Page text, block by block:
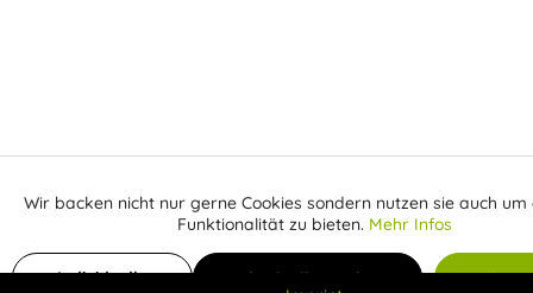
Funktionale Aktiv
Marketing Inaktiv
Wir backen nicht nur gerne Cookies sondern nutzen sie auch
Funktionalität zu bieten. Mehr Infos
Individuelle Individuelle Cookies Alle